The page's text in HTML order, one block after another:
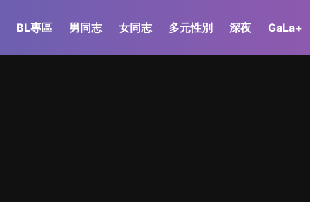
BL專區 男同志 女同志 多元性別 深夜 GaLa+